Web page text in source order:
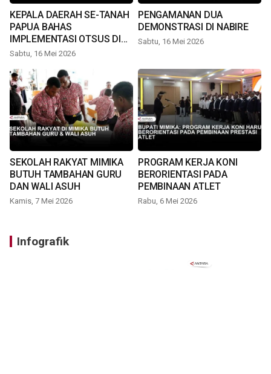
KEPALA DAERAH SE-TANAH
PAPUA BAHAS
IMPLEMENTASI OTSUS DI
TIMIKA
Sabtu, 16 Mei 2026
PENGAMANAN DUA
DEMONSTRASI DI NABIRE
Sabtu, 16 Mei 2026
SEKOLAH RAKYAT MIMIKA
BUTUH TAMBAHAN GURU
DAN WALI ASUH
Kamis, 7 Mei 2026
PROGRAM KERJA KONI
BERORIENTASI PADA
PEMBINAAN ATLET
Rabu, 6 Mei 2026
Infografik